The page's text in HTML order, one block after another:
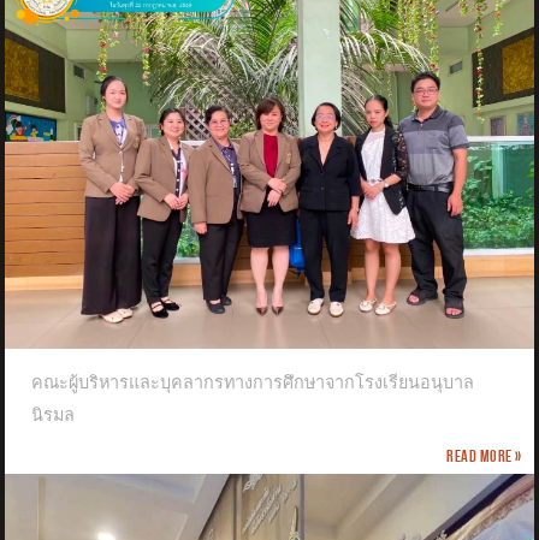
คณะผู้บริหารและบุคลากรทางการศึกษาจากโรงเรียนอนุบาล
นิรมล
Read more »